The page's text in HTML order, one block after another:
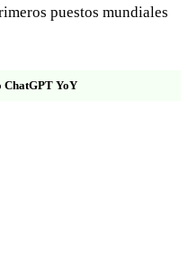
puestos mundiales
ChatGPT YoY